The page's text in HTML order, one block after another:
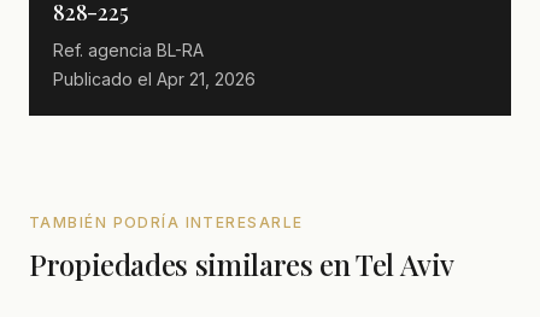
828-225
Ref. agencia BL-RA
Publicado el Apr 21, 2026
TAMBIÉN PODRÍA INTERESARLE
Propiedades similares en Tel Aviv